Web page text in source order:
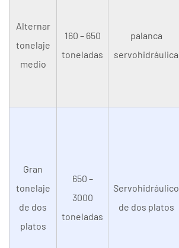
Alternar
tonelaje
medio
160 – 650
toneladas
palanca
servohidráulica
Gran
tonelaje
de dos
platos
650 –
3000
toneladas
Servohidráulico
de dos platos